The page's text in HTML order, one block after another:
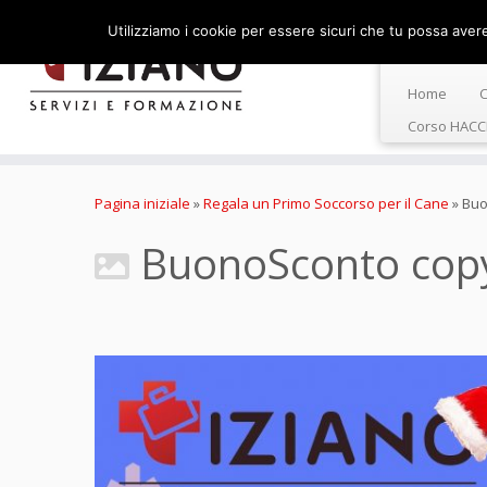
Home
Corso
Pagina iniziale »Regala un Primo Soccorso per il Cane »
BuonoSconto
Utilizziamo i cookie per essere sicuri che tu possa